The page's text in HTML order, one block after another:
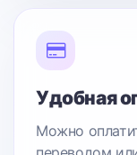
Удобная
Можно